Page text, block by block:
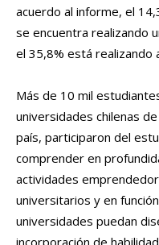
acuerdo al informe, el
se encuentra realizando
el 35,8% está realizando
Más de 10 mil
universidades chilenas
país, participaron del
comprender en
actividades
universitarios y en
universidades puedan